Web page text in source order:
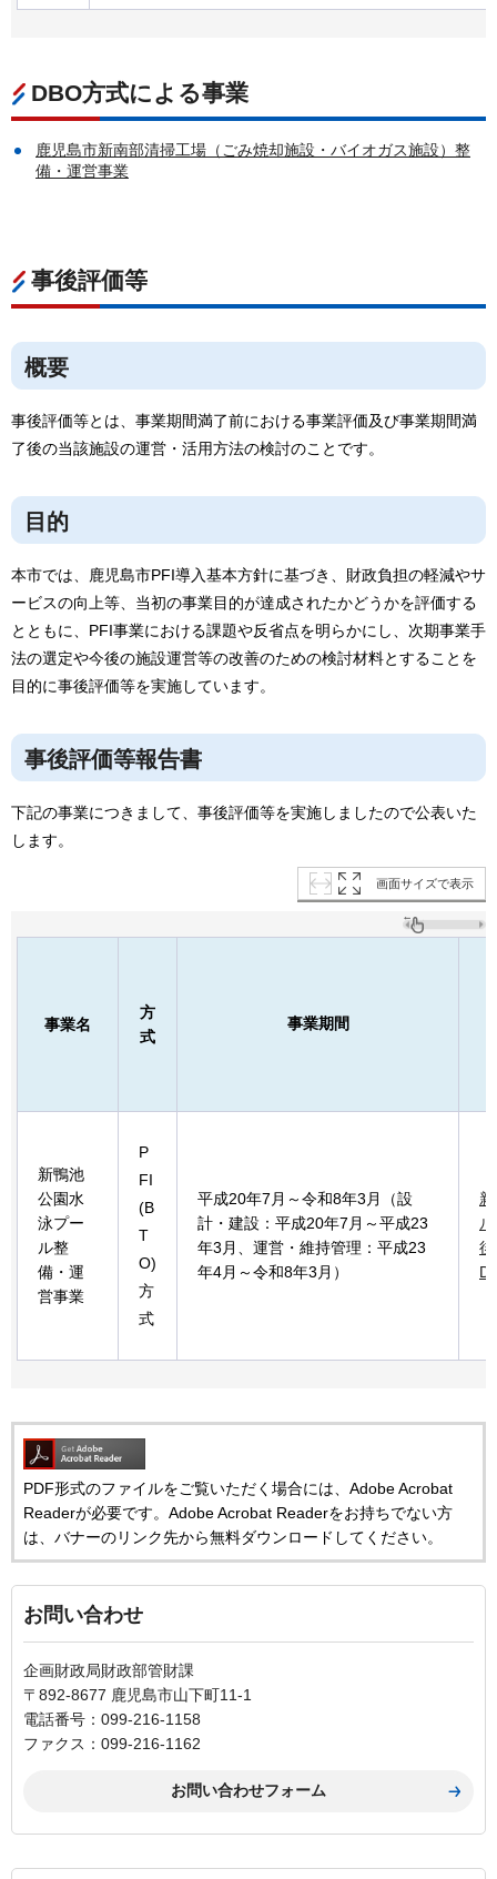
DBO方式による事業
鹿児島市新南部清掃工場（ごみ焼却施設・バイオガス施設）整
備・運営事業
事後評価等
概要
事後評価等とは、事業期間満了前における事業評価及び事業期間満
了後の当該施設の運営・活用方法の検討のことです。
目的
本市では、鹿児島市PFI導入基本方針に基づき、財政負担の軽減やサ
ービスの向上等、当初の事業目的が達成されたかどうかを評価する
とともに、PFI事業における課題や反省点を明らかにし、次期事業手
法の選定や今後の施設運営等の改善のための検討材料とすることを
目的に事後評価等を実施しています。
事後評価等報告書
下記の事業につきまして、事後評価等を実施しましたので公表いた
します。
画面サイズで表示
事業名
方
式
事業期間
新鴨池
公園水
泳プー
ル整
備・運
営事業
P
FI
(B
T
O)
方
式
平成20年7月～令和8年3月（設
計・建設：平成20年7月～平成23
年3月、運営・維持管理：平成23
年4月～令和8年3月）
PDF形式のファイルをご覧いただく場合には、Adobe Acrobat
Readerが必要です。Adobe Acrobat Readerをお持ちでない方
は、バナーのリンク先から無料ダウンロードしてください。
お問い合わせ
企画財政局財政部管財課
〒892-8677 鹿児島市山下町11-1
電話番号：099-216-1158
ファクス：099-216-1162